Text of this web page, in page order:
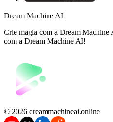
Dream Machine AI
Crie magia com a Dream Machine
com a Dream Machine AI!
©️ 2026 dreammachineai.online